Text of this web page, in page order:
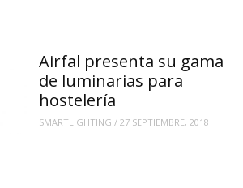
Airfal presenta su gama
de luminarias para
hostelería
SMARTLIGHTING /27 SEPTIEMBRE, 2018